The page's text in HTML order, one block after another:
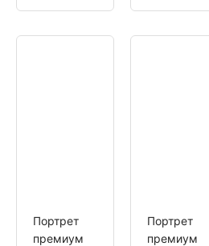
Портрет премиум 60х84 см
Портрет
премиум
Портрет
Портрет
премиум